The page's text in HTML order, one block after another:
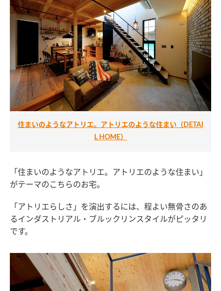
住まいのようなアトリエ。アトリエのような住まい（DETAI
L HOME）
「住まいのようなアトリエ。アトリエのような住まい」
がテーマのこちらのお宅。
「アトリエらしさ」を演出するには、程よい無骨さのあ
るインダストリアル・ブルックリンスタイルがピッタリ
です。